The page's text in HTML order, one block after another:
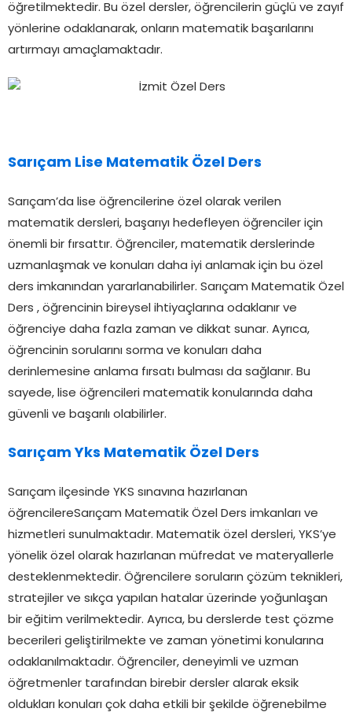
öğretilmektedir. Bu özel dersler, öğrencilerin güçlü ve zayıf
yönlerine odaklanarak, onların matematik başarılarını
artırmayı amaçlamaktadır.
Sarıçam Lise Matematik Özel Ders
Sarıçam’da lise öğrencilerine özel olarak verilen
matematik dersleri, başarıyı hedefleyen öğrenciler için
önemli bir fırsattır. Öğrenciler, matematik derslerinde
uzmanlaşmak ve konuları daha iyi anlamak için bu özel
ders imkanından yararlanabilirler. Sarıçam Matematik Özel
Ders , öğrencinin bireysel ihtiyaçlarına odaklanır ve
öğrenciye daha fazla zaman ve dikkat sunar. Ayrıca,
öğrencinin sorularını sorma ve konuları daha
derinlemesine anlama fırsatı bulması da sağlanır. Bu
sayede, lise öğrencileri matematik konularında daha
güvenli ve başarılı olabilirler.
Sarıçam Yks Matematik Özel Ders
Sarıçam ilçesinde YKS sınavına hazırlanan
öğrencilereSarıçam Matematik Özel Ders imkanları ve
hizmetleri sunulmaktadır. Matematik özel dersleri, YKS’ye
yönelik özel olarak hazırlanan müfredat ve materyallerle
desteklenmektedir. Öğrencilere soruların çözüm teknikleri,
stratejiler ve sıkça yapılan hatalar üzerinde yoğunlaşan
bir eğitim verilmektedir. Ayrıca, bu derslerde test çözme
becerileri geliştirilmekte ve zaman yönetimi konularına
odaklanılmaktadır. Öğrenciler, deneyimli ve uzman
öğretmenler tarafından birebir dersler alarak eksik
oldukları konuları çok daha etkili bir şekilde öğrenebilme